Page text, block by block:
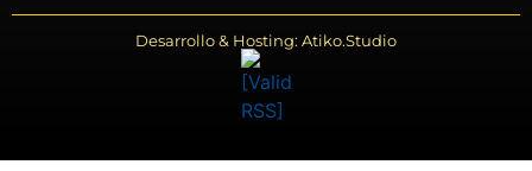
Desarrollo & Hosting: Atiko.Studio